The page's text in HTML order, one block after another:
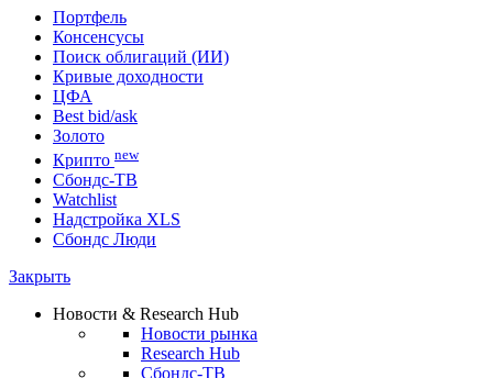
Войти Зарегистрироваться
Портфель
Консенсусы
Поиск облигаций (ИИ)
Кривые доходности
ЦФА
Best bid/ask
Золото
Крипто new
Watchlist
Сбондс Люди